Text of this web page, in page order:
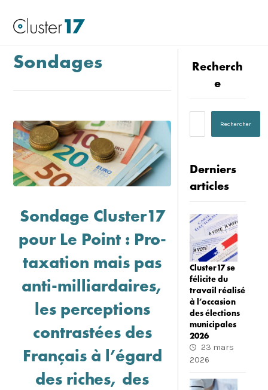
Sondages
Sondage Cluster17
pour Le Point : Pro-
taxation mais pas
anti-milliardaires,
les perceptions
contrastées des
Français à l’égard
des riches, des
Recherch
e
Derniers
articles
Cluster17 se
félicite du
travail réalisé
à l’occasion
des élections
municipales
2026
23 mars
2026